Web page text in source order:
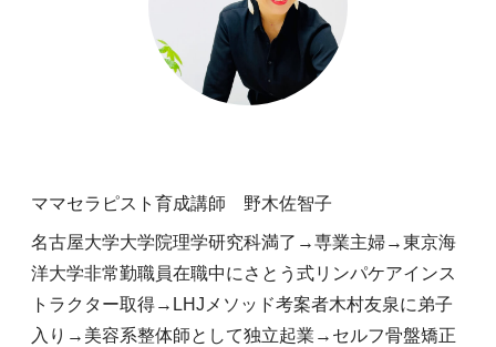
ママセラピスト育成講師 野木佐智子
名古屋大学大学院理学研究科満了→専業主婦→東京海
洋大学非常勤職員在職中にさとう式リンパケアインス
トラクター取得→LHJメソッド考案者木村友泉に弟子
入り→美容系整体師として独立起業→セルフ骨盤矯正